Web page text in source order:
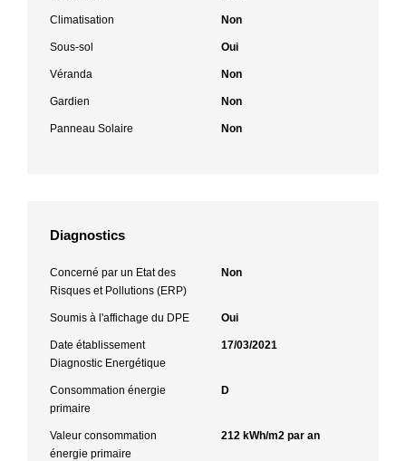
Climatisation Non
Sous-sol Oui
Véranda Non
Gardien Non
Panneau Solaire Non
Diagnostics
Concerné par un Etat des
Risques et Pollutions (ERP)
Non
Soumis à l'affichage du DPE Oui
Date établissement
Diagnostic Energétique
17/03/2021
Consommation énergie
primaire
D
Valeur consommation
énergie primaire
212 kWh/m2 par an